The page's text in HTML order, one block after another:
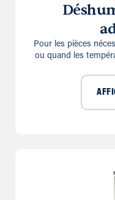
Pour les pièces
ou quand les